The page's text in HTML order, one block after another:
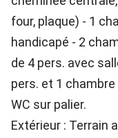
four, plaque) - 1
handicapé - 2
de 4 pers. avec
pers. et 1
WC sur palier.
Extérieur : Terrain